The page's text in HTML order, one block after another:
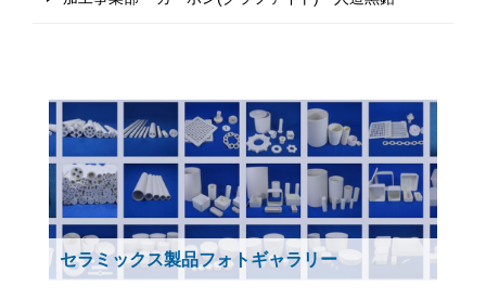
セラミックス製品フォトギャラリー